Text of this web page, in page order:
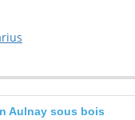
Aulnay sous bois